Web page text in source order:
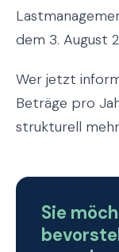
dem 3. August
Wer jetzt
Beträge pro
strukturell
Sie